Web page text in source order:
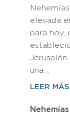
elevada
para hoy,
Jerusalén
una…
LEER MÁS
Nehemías